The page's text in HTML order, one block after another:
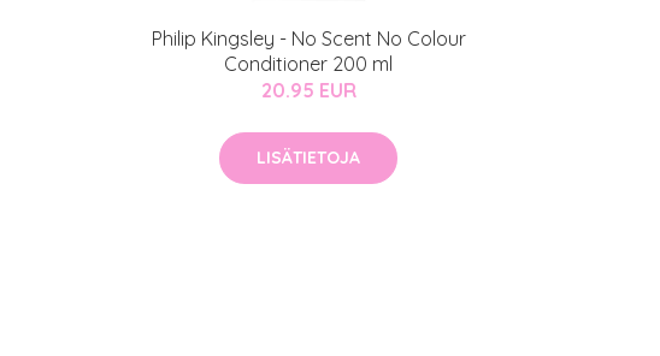
Philip Kingsley - No Scent No Colour
Conditioner 200 ml
20.95 EUR
LISÄTIETOJA